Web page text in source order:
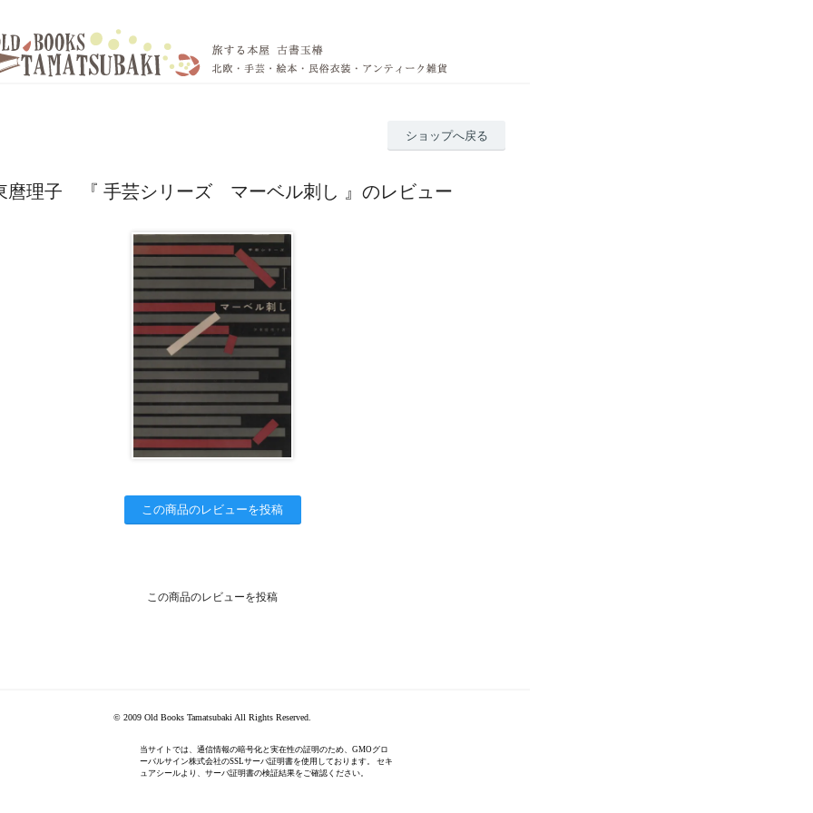
ショップへ戻る
麿理子 『 手芸シリーズ マーベル刺し 』のレビュー
この商品のレビューを投稿
この商品のレビューを投稿
© 2009 Old Books Tamatsubaki All Rights Reserved.
当サイトでは、通信情報の暗号化と実在性の証明のため、GMOグロ
ーバルサイン株式会社のSSLサーバ証明書を使用しております。 セキ
ュアシールより、サーバ証明書の検証結果をご確認ください。